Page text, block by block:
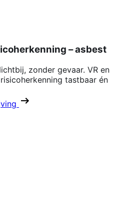
– asbest
zonder gevaar. VR en
tastbaar én